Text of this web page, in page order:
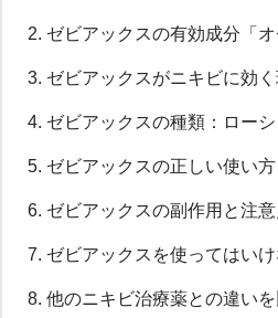
ゼビアックスの有効成分「
ゼビアックスがニキビに効
ゼビアックスの種類：ロー
ゼビアックスの正しい使い方
ゼビアックスの副作用と注意
ゼビアックスを使ってはい
他のニキビ治療薬との違い